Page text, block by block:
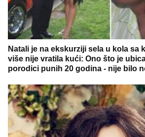
Natali je na ekskurziji sela u kola sa
više nije vratila kući: Ono što je
porodici punih 20 godina - nije bilo